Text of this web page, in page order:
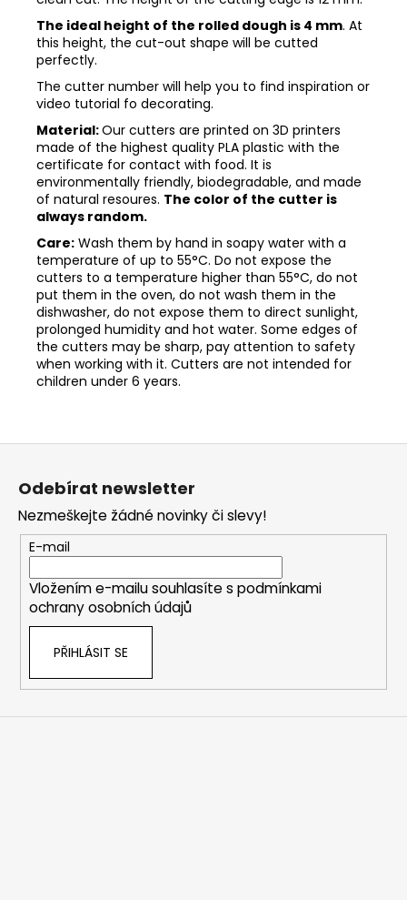
The ideal height of the rolled dough is 4 mm. At
this height, the cut-out shape will be cutted
perfectly.
The cutter number will help you to find inspiration or
video tutorial fo decorating.
Material:Our cutters are printed on 3D printers
made of the highest quality PLA plastic with the
certificate for contact with food. It is
environmentally friendly, biodegradable, and made
of natural resoures. The color of the cutter is
always random.
Care: Wash them by hand in soapy water with a
temperature of up to 55°C. Do not expose the
cutters to a temperature higher than 55°C, do not
put them in the oven, do not wash them in the
dishwasher, do not expose them to direct sunlight,
prolonged humidity and hot water. Some edges of
the cutters may be sharp, pay attention to safety
when working with it. Cutters are not intended for
children under 6 years.
Z
Odebírat newsletter
Nezmeškejte žádné novinky či slevy!
E-mail
Vložením e-mailu souhlasíte s podmínkami
ochrany osobních údajů
PŘIHLÁSIT SE